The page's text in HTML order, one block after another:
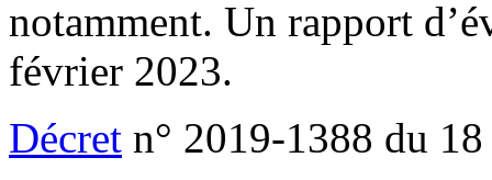
notamment. Un rapport
février 2023.
Décret n° 2019-1388 du